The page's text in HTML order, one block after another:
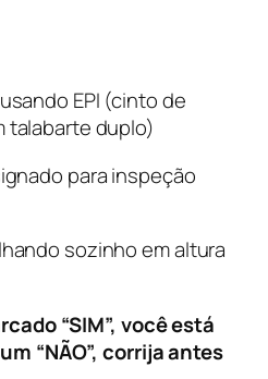
EPI (cinto de
talabarte duplo)
para inspeção
sozinho em altura
“SIM”, você está
“NÃO”, corrija antes